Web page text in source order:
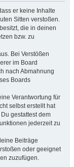
er keine Inhalte
Sitten verstoßen.
die in deinen
bzw. zu
Bei Verstößen
im Board
nach Abmahnung
Boards
Verantwortung für
selbst erstellt hat
gestattest dem
jederzeit zu
Beiträge
oder geeignet
zuzufügen.